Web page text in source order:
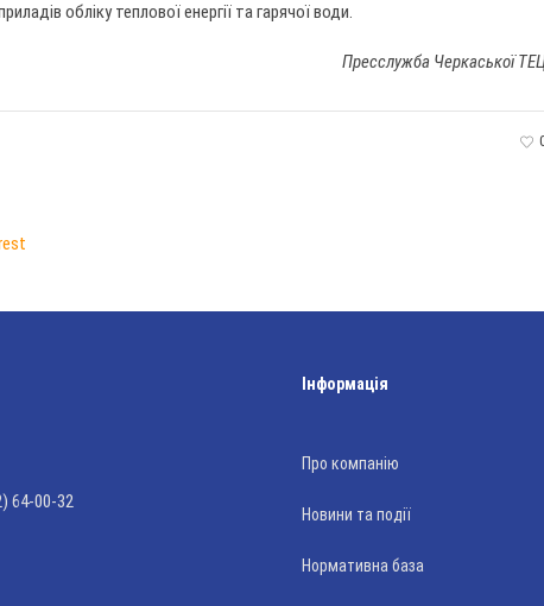
обліку теплової енергії та гарячої води.
Пресслужба Черкаської
64-00-32
Інформація
Про компанію
Новини та події
Нормативна база